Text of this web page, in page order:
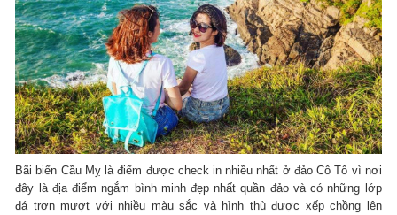
Bãi biển Cầu Mỵ là điểm được check in nhiều nhất ở đảo Cô Tô vì nơi
đây là địa điểm ngắm bình minh đẹp nhất quần đảo và có những lớp
đá trơn mượt với nhiều màu sắc và hình thù được xếp chồng lên